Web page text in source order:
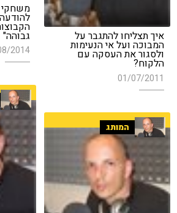
משחקי
גבוהה"
2014
איך תצליחו להתגבר על
המבוכה ועל אי הנעימות
ולסגור את העסקה עם
הלקוח?
01/07/2011
המותג